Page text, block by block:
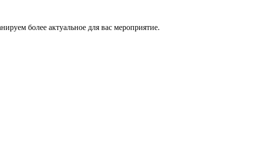
более актуальное для вас мероприятие.